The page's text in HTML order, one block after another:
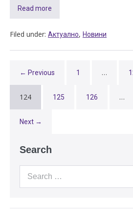
Read more
Filed under: Актуално, Новини
← Previous 1 …
124 125 126 …
Next →
Search